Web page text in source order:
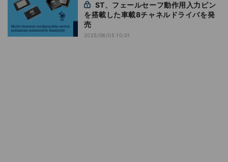
を搭載した車載8チャネルドライバを発
売
2025/06/05 10:01